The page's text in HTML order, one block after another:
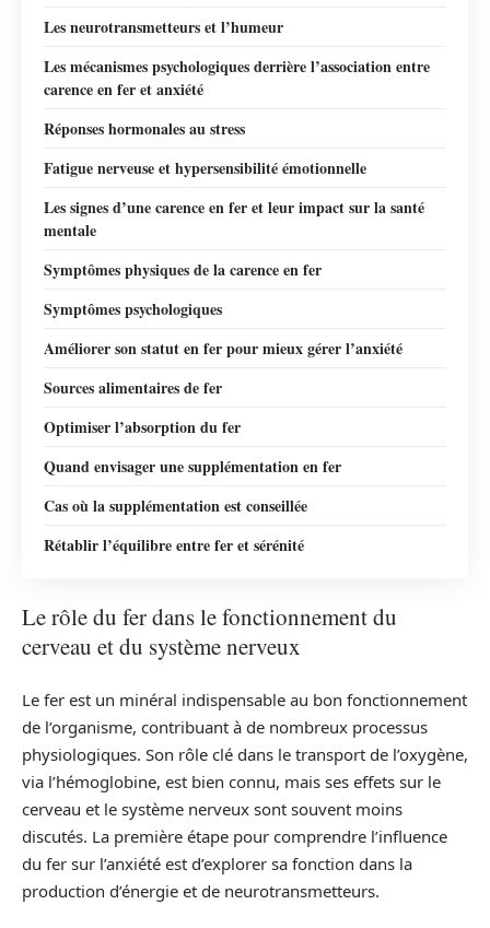
Les neurotransmetteurs et l’humeur
Les mécanismes psychologiques derrière l’association entre
carence en fer et anxiété
Réponses hormonales au stress
Fatigue nerveuse et hypersensibilité émotionnelle
Les signes d’une carence en fer et leur impact sur la santé
mentale
Symptômes physiques de la carence en fer
Symptômes psychologiques
Améliorer son statut en fer pour mieux gérer l’anxiété
Sources alimentaires de fer
Optimiser l’absorption du fer
Quand envisager une supplémentation en fer
Cas où la supplémentation est conseillée
Rétablir l’équilibre entre fer et sérénité
Le rôle du fer dans le fonctionnement du
cerveau et du système nerveux
Le fer est un minéral indispensable au bon fonctionnement
de l’organisme, contribuant à de nombreux processus
physiologiques. Son rôle clé dans le transport de l’oxygène,
via l’hémoglobine, est bien connu, mais ses effets sur le
cerveau et le système nerveux sont souvent moins
discutés. La première étape pour comprendre l’influence
du fer sur l’anxiété est d’explorer sa fonction dans la
production d’énergie et de neurotransmetteurs.